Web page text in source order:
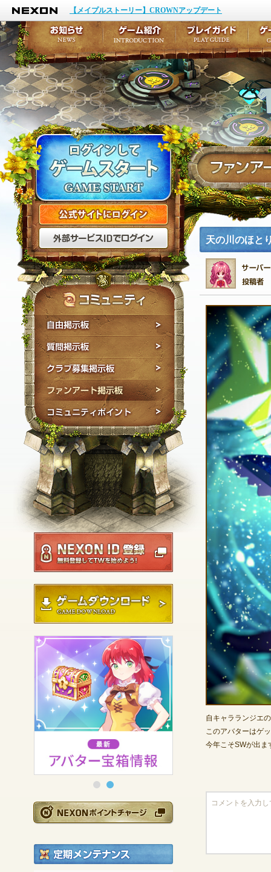
NEXON
【メイプルストーリー】CROWNアップデート
公式サイトにログイン
外部サービスIDでログ
自由掲示板
質問掲示板
クラブ募集掲示板
ファンアート掲示板
コミュニティポイン
NEXON ID登録
ゲームダウンロード
NEXONポイントチ
天の川のほと
自キャラランジエ
このアバターはゲ
今年こそSWが出ま
お知らせ
イベント
アップデート
メンテナンス
ゲーム紹介
キャラクター作成
テイルズ初級者講座
ここだけは知ってお